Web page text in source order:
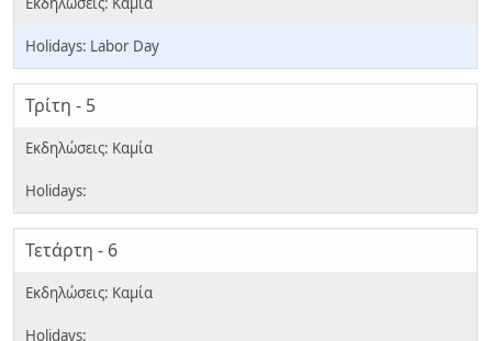
Labor Day
Τρίτη - 5
Τετάρτη - 6